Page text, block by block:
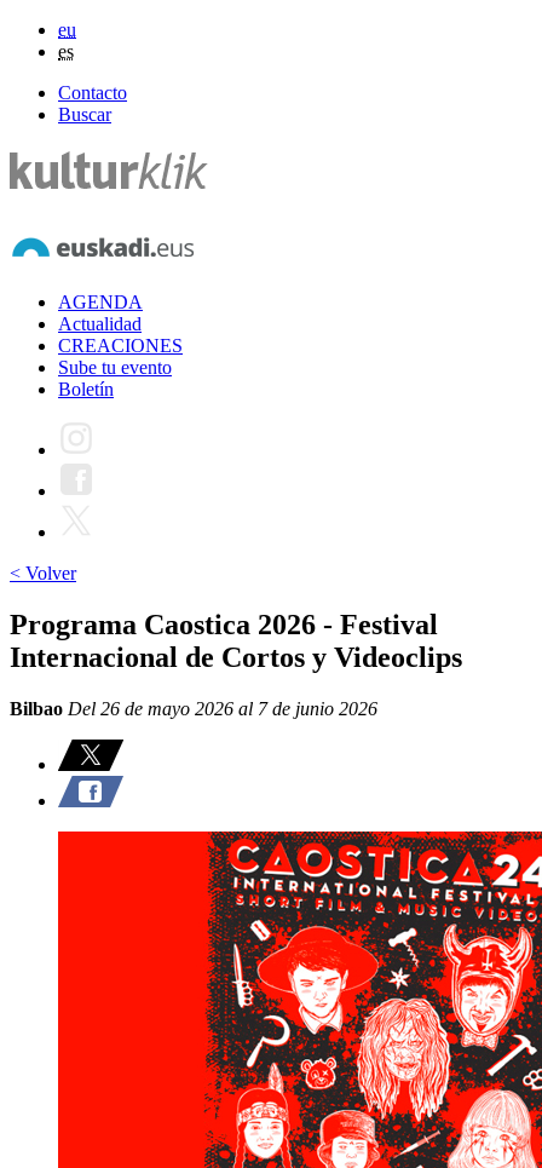
eu
es
Contacto
Buscar
AGENDA
Actualidad
CREACIONES
Sube tu evento
Boletín
< Volver
Programa Caostica 2026 - Festival
Internacional de Cortos y Videoclips
Bilbao Del 26 de mayo 2026 al 7 de junio 2026